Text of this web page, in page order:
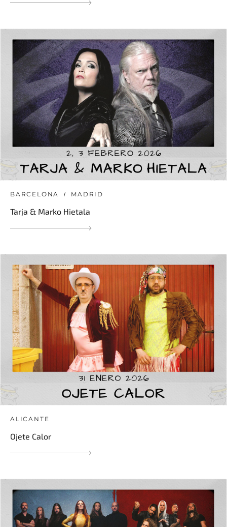
BARCELONA MADRID
Tarja & Marko Hietala
ALICANTE
Ojete Calor